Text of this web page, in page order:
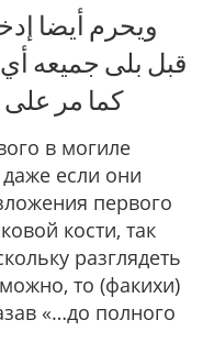
ﻭﻳﺤﺮﻡ ﺃﻳﻀﺎ
ﻗﺒﻞ ﺑﻠﻰ ﺟﻤﻴﻌﻪ
ﻛﻤﺎ ﻣﺮ ﻋﻠﻰ
в могиле
если они
первого
кости, так
разглядеть
то (факихи)
«…до полного